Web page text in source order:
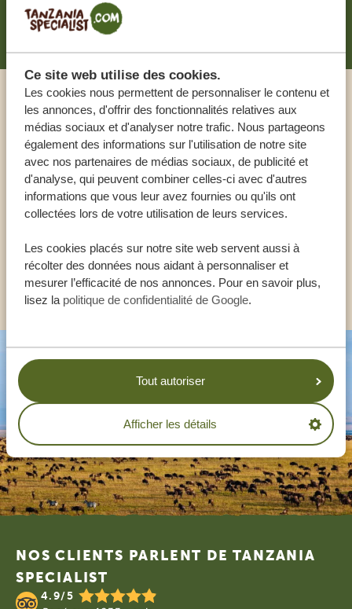
Ce site web utilise des cookies.
Les cookies nous permettent de personnaliser le contenu et
les annonces, d'offrir des fonctionnalités relatives aux
médias sociaux et d'analyser notre trafic. Nous partageons
également des informations sur l'utilisation de notre site
avec nos partenaires de médias sociaux, de publicité et
d'analyse, qui peuvent combiner celles-ci avec d'autres
informations que vous leur avez fournies ou qu'ils ont
collectées lors de votre utilisation de leurs services.
Les cookies placés sur notre site web servent aussi à
récolter des données nous aidant à personnaliser et
mesurer l’efficacité de nos annonces. Pour en savoir plus,
lisez la politique de confidentialité de Google.
Tout autoriser
Afficher les détails
RECEVOIR UNE OFFRE SUR MESURE
Appeler un expert
NOS SPÉCIALISTES SONT LÀ POUR VOUS
AIDER
AUTRES PAYS
Footer
NOS CLIENTS PARLENT DE TANZANIA
SPECIALIST
4.9/5